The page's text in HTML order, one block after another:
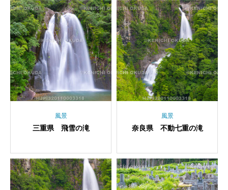
風景
三重県 飛雪の滝
風景
奈良県 不動七重の滝